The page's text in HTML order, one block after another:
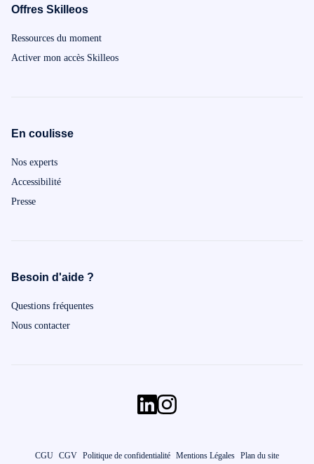
Offres Skilleos
Ressources du moment
Activer mon accès Skilleos
En coulisse
Nos experts
Accessibilité
Presse
Besoin d'aide ?
Questions fréquentes
Nous contacter
CGU CGV Politique de confidentialité Mentions Légales Plan du site